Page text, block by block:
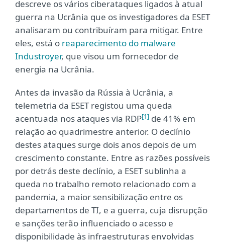
descreve os vários ciberataques ligados à atual
guerra na Ucrânia que os investigadores da ESET
analisaram ou contribuíram para mitigar. Entre
eles, está o reaparecimento do malware
Industroyer, que visou um fornecedor de
energia na Ucrânia.
Antes da invasão da Rússia à Ucrânia, a
telemetria da ESET registou uma queda
acentuada nos ataques via RDP[1] de 41% em
relação ao quadrimestre anterior. O declínio
destes ataques surge dois anos depois de um
crescimento constante. Entre as razões possíveis
por detrás deste declínio, a ESET sublinha a
queda no trabalho remoto relacionado com a
pandemia, a maior sensibilização entre os
departamentos de TI, e a guerra, cuja disrupção
e sanções terão influenciado o acesso e
disponibilidade às infraestruturas envolvidas